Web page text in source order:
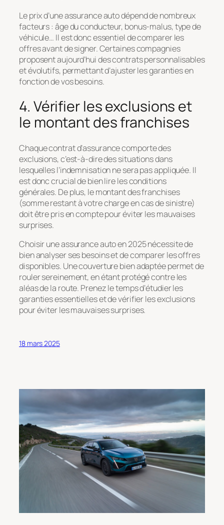
Le prix d’une assurance auto dépend de nombreux
facteurs : âge du conducteur, bonus-malus, type de
véhicule… Il est donc essentiel de comparer les
offres avant de signer. Certaines compagnies
proposent aujourd’hui des contrats personnalisables
et évolutifs, permettant d’ajuster les garanties en
fonction de vos besoins.
4. Vérifier les exclusions et
le montant des franchises
Chaque contrat d’assurance comporte des
exclusions, c’est-à-dire des situations dans
lesquelles l’indemnisation ne sera pas appliquée. Il
est donc crucial de bien lire les conditions
générales. De plus, le montant des franchises
(somme restant à votre charge en cas de sinistre)
doit être pris en compte pour éviter les mauvaises
surprises.
Choisir une assurance auto en 2025 nécessite de
bien analyser ses besoins et de comparer les offres
disponibles. Une couverture bien adaptée permet de
rouler sereinement, en étant protégé contre les
aléas de la route. Prenez le temps d’étudier les
garanties essentielles et de vérifier les exclusions
pour éviter les mauvaises surprises.
18 mars 2025